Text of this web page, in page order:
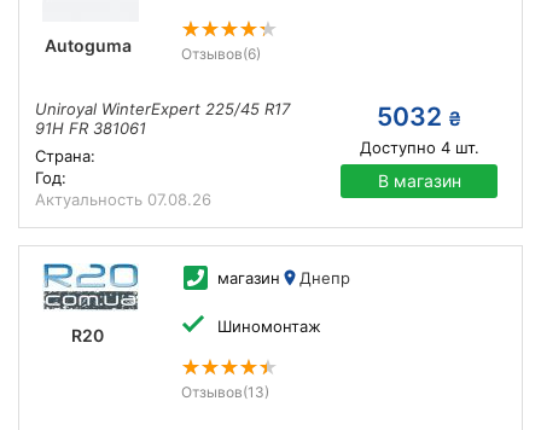
Autoguma Отзывов(6)
Uniroyal WinterExpert 225/45 R17
91H FR 381061
Страна:
Год:
Актуальность 07.08.26
5032 ₴
Доступно 4шт.
В магазин
R20
магазин Днепр
Шиномонтаж
Отзывов(13)